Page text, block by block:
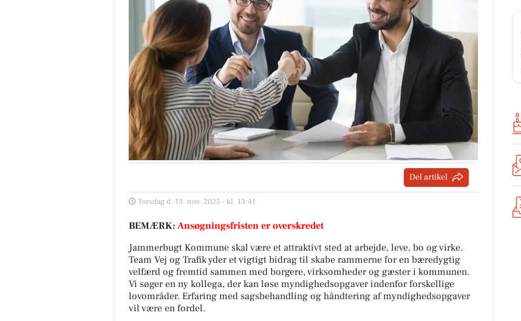
Del artikel
Torsdag d. 13. nov. 2025 - kl. 13:41
BEMÆRK: Ansøgningsfristen er overskredet
Jammerbugt Kommune skal være et attraktivt sted at arbejde, leve, bo og virke.
Team Vej og Trafik yder et vigtigt bidrag til skabe rammerne for en bæredygtig
velfærd og fremtid sammen med borgere, virksomheder og gæster i kommunen.
Vi søger en ny kollega, der kan løse myndighedsopgaver indenfor forskellige
lovområder. Erfaring med sagsbehandling og håndtering af myndighedsopgaver
vil være en fordel.